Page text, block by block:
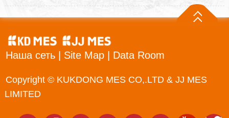
Наша сеть| Site Map| Data Room
Copyright © KUKDONG MES CO,.LTD & JJ MES
LIMITED